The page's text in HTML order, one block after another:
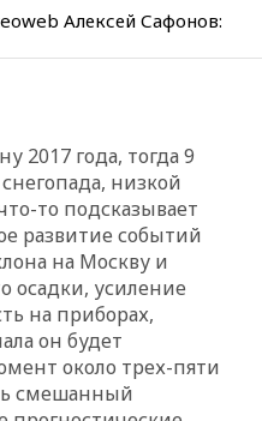
нефтяным терминалам в
США
09:36 Исландия и Черногория
в 2028 году могут войти в
состав Евросоюза
09:18Пашинян сообщил о
приверженности Армении
основополагающим
принципам ЕАЭС
09:06 Гендиректора
удмуртской «Ижавиа»
Алексей Сафонов:
2017 года, тогда 9
низкой
то подсказывает
развитие событий
на Москву и
осадки, усиление
на приборах,
он будет
около трех-пяти
смешанный